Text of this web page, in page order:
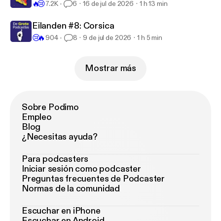
🔥😢7.2K 6 16 de jul de 2026 1 h 13 min
Eilanden #8: Corsica
😢🔥 904 8 9 de jul de 2026 1 h 5 min
Mostrar más
Sobre Podimo
Empleo
Blog
¿Necesitas ayuda?
Para podcasters
Iniciar sesión como podcaster
Preguntas frecuentes de Podcaster
Normas de la comunidad
Escuchar en iPhone